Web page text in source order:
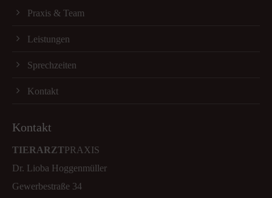
Praxis & Team
Leistungen
Sprechzeiten
Kontakt
Kontakt
TIERARZTPRAXIS
Dr. Lioba Hoggenmüller
Gewerbestraße 34